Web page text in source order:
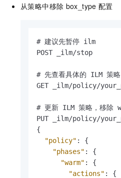
从策略中移除 box_type 配置
# 建议先暂停 ilm
POST _ilm/stop
# 先查看具体的 ILM 策略
GET _ilm/policy/
# 更新 ILM 策略，移除
{
"policy" :
{
"phases" :
{
"warm" :
{
"actions" :
{